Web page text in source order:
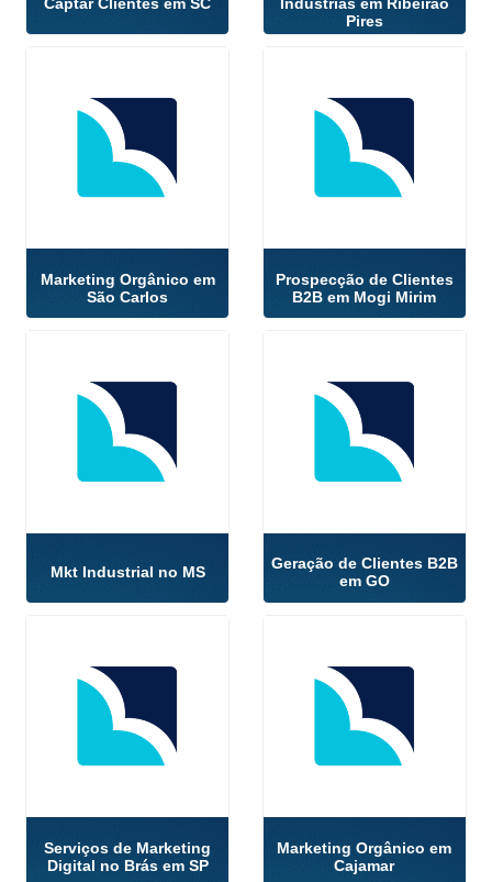
Pires
Marketing Orgânico em
São Carlos
Prospecção de Clientes
B2B em Mogi Mirim
Mkt Industrial no MS
Geração de Clientes B2B
em GO
Serviços de Marketing
Digital no Brás em SP
Marketing Orgânico em
Cajamar